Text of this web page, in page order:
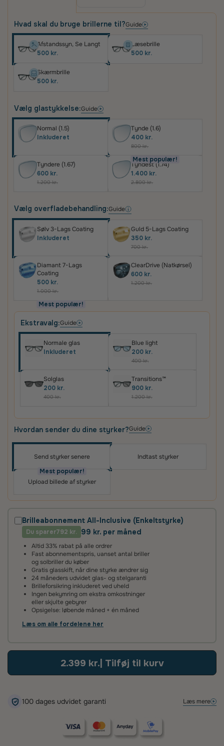
Hvad skal du bruge brillerne til?Guide
Afstandssyn, Se Langt
500 kr.
Læsebrille
500 kr.
Skærmbrille
500 kr.
Vælg glastykkelse:Guide
Normal (1.5)
Inkluderet
Tynde (1.6)
400 kr.
800 kr.
Mest populær!
Tyndere (1.67)
600 kr.
1.200 kr.
Tyndest (1.74)
1.400 kr.
2.800 kr.
Vælg overfladebehandling:Guide
Sølv 3-Lags Coating
Inkluderet
Guld 5-Lags Coating
350 kr.
700 kr.
Diamant 7-Lags
Coating
500 kr.
1.000 kr.
Mest populær!
ClearDrive (Natkørsel)
600 kr.
1.200 kr.
Ekstravalg:Guide
Normale glas
Inkluderet
Blue light
200 kr.
400 kr.
Solglas
200 kr.
400 kr.
Transitions™
900 kr.
1.200 kr.
Hvordan sender du dine styrker?Guide
Send styrker senere
Mest populær!
Indtast styrker
Upload billede af styrker
Brilleabonnement All-Inclusive (Enkeltstyrke)
Du sparer792 kr. 99 kr. per måned
Altid 33% rabat på alle ordrer
Fast abonnementspris, uanset antal briller
og solbriller du køber
Gratis glasskift, når dine styrke ændrer sig
24 måneders udvidet glas- og stelgaranti
Brilleforsikring inkluderet ved uheld
Ingen bekymring om ekstra omkostninger
eller skjulte gebyrer
Opsigelse: løbende måned + én måned
Læs om alle fordelene her
2.399 kr. | Tilføj til kurv
100 dages udvidet garanti Læs mere
100 dages tilfredshedsgaranti
Det kan tage lidt tid at vænne sig til nye brilleglas – især hvis
de har en ny styrke eller er flerstyrke med glidende
100 dage – så finder vi en løsning, der sikrer, at du bliver glad.
2 års fabriksgaranti
Vi giver 2 års garanti på alle vores brilleglas og stel. Det
betyder, at hvis glassene ikke lever op til vores høje
standarder, reparerer eller udskifter vi dem helt uden
beregning.
Oplev skræddersyede brilleglas i høj kvalitet – til
priser, du vil elske
Det vigtigste for os er, at du er tilfreds med dit køb.
Derfor får du altid100 dages tilfredshedsgarantiog